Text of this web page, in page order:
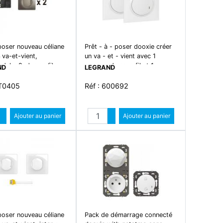
nouveau céliane
va-et-vient,
ss fils -
Quantité
Augmenter quantité
Diminuer quantité
Ajouter au panier
Prêt - à - poser dooxie créer
un va - et - vient avec 1
commande sans fil et 1
complet blanc
LEGRAND
Réf : 600692
Quantité
Augmenter quantité
Diminuer quantité
Ajouter au panier
nouveau céliane
Pack de démarrage connecté